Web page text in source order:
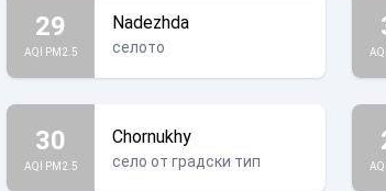
29
AQI PM2.5
Nadezhda
селото
30
AQI PM2.5
Chornukhy
село от градски тип